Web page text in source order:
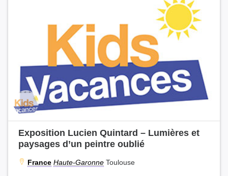
Exposition Lucien Quintard – Lumières et
paysages d’un peintre oublié
France Haute-Garonne Toulouse